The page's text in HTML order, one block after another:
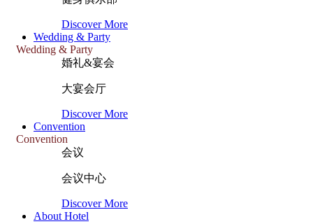
Discover More
Wedding & Party
Wedding & Party
婚礼&宴会
大宴会厅
Discover More
Convention
Convention
会议
会议中心
Discover More
About Hotel